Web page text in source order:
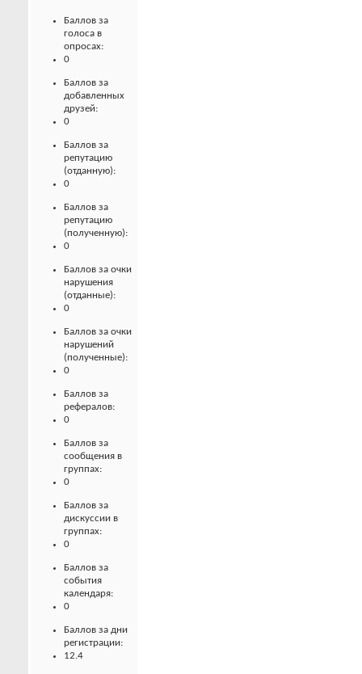
Баллов за
голоса в
опросах:
0
Баллов за
добавленных
друзей:
0
Баллов за
репутацию
(отданную):
0
Баллов за
репутацию
(полученную):
0
Баллов за очки
нарушения
(отданные):
0
Баллов за очки
нарушений
(полученные):
0
Баллов за
рефералов:
0
Баллов за
сообщения в
группах:
0
Баллов за
дискуссии в
группах:
0
Баллов за
события
календаря:
0
Баллов за дни
регистрации:
12.4